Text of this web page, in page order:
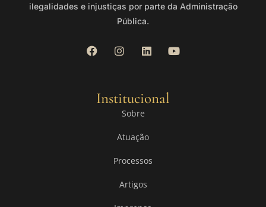
ilegalidades e injustiças por parte da Administração
Pública.
Institucional
Sobre
Atuação
Processos
Artigos